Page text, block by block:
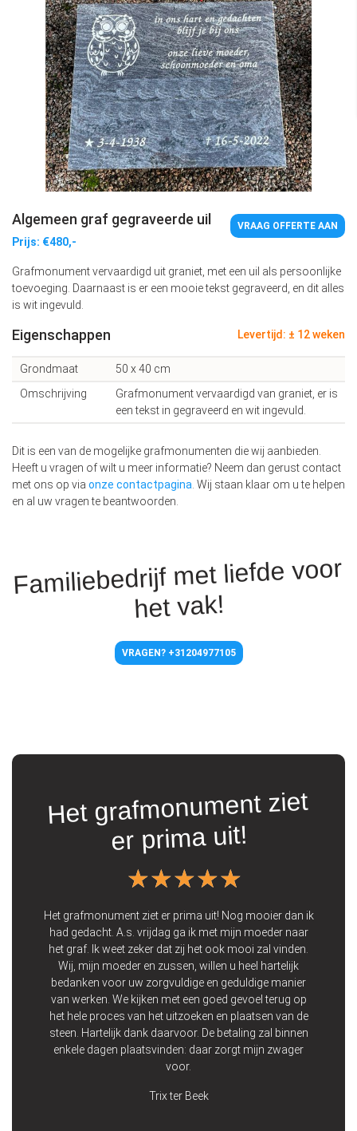
Algemeen graf gegraveerde uil
Prijs: €480,-
Grafmonument vervaardigd uit graniet, met een uil als persoonlijke
toevoeging. Daarnaast is er een mooie tekst gegraveerd, en dit alles
is wit ingevuld.
VRAAG OFFERTE AAN
Levertijd: ± 12 weken
Eigenschappen
Grondmaat
50 x 40 cm
Omschrijving
Grafmonument vervaardigd van graniet, er is
een tekst in gegraveerd en wit ingevuld.
Dit is een van de mogelijke grafmonumenten die wij aanbieden.
Heeft u vragen of wilt u meer informatie? Neem dan gerust contact
met ons op via onze contactpagina . Wij staan klaar om u te helpen
en al uw vragen te beantwoorden.
Familiebedrijf met liefde voor
het vak!
VRAGEN? +31204977105
Het grafmonument ziet
er prima uit!
★★★★★
★★★★★
Het grafmonument ziet er prima uit! Nog mooier dan ik
had gedacht. A.s. vrijdag ga ik met mijn moeder naar
het graf. Ik weet zeker dat zij het ook mooi zal vinden.
Wij, mijn moeder en zussen, willen u heel hartelijk
bedanken voor uw zorgvuldige en geduldige manier
van werken. We kijken met een goed gevoel terug op
het hele proces van het uitzoeken en plaatsen van de
steen. Hartelijk dank daarvoor. De betaling zal binnen
enkele dagen plaatsvinden: daar zorgt mijn zwager
voor.
Trix ter Beek